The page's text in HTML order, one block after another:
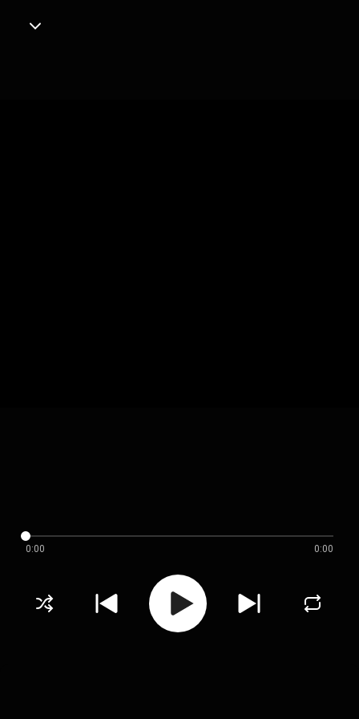
0:00 0:00